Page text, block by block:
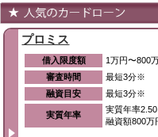
プロミス
借入限度額
1万円〜800
審査時間
最短3分※
融資目安
最短3分※
実質年率
実質年率
融資額800万